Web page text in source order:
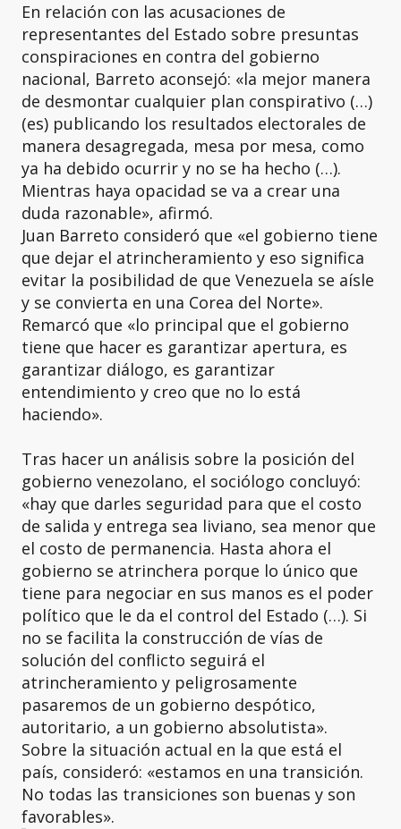
En relación con las acusaciones de
representantes del Estado sobre presuntas
conspiraciones en contra del gobierno
nacional, Barreto aconsejó: «la mejor manera
de desmontar cualquier plan conspirativo (…)
(es) publicando los resultados electorales de
manera desagregada, mesa por mesa, como
ya ha debido ocurrir y no se ha hecho (…).
Mientras haya opacidad se va a crear una
duda razonable», afirmó.
Juan Barreto consideró que «el gobierno tiene
que dejar el atrincheramiento y eso significa
evitar la posibilidad de que Venezuela se aísle
y se convierta en una Corea del Norte».
Remarcó que «lo principal que el gobierno
tiene que hacer es garantizar apertura, es
garantizar diálogo, es garantizar
entendimiento y creo que no lo está
haciendo».
Tras hacer un análisis sobre la posición del
gobierno venezolano, el sociólogo concluyó:
«hay que darles seguridad para que el costo
de salida y entrega sea liviano, sea menor que
el costo de permanencia. Hasta ahora el
gobierno se atrinchera porque lo único que
tiene para negociar en sus manos es el poder
político que le da el control del Estado (…). Si
no se facilita la construcción de vías de
solución del conflicto seguirá el
atrincheramiento y peligrosamente
pasaremos de un gobierno despótico,
autoritario, a un gobierno absolutista».
Sobre la situación actual en la que está el
país, consideró: «estamos en una transición.
No todas las transiciones son buenas y son
favorables».